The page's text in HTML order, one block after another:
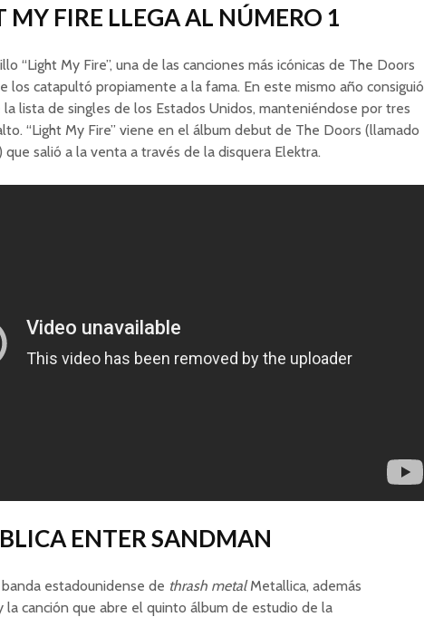
MY FIRE LLEGA AL NÚMERO 1
“Light My Fire”, una de las canciones más icónicas de The Doors
los catapultó propiamente a la fama. En este mismo año consiguió
la lista de singles de los Estados Unidos, manteniéndose por tres
“Light My Fire” viene en el álbum debut de The Doors (llamado
que salió a la venta a través de la disquera Elektra.
ENTER SANDMAN
estadounidense de thrash metalMetallica, además
la canción que abre el quinto álbum de estudio de la